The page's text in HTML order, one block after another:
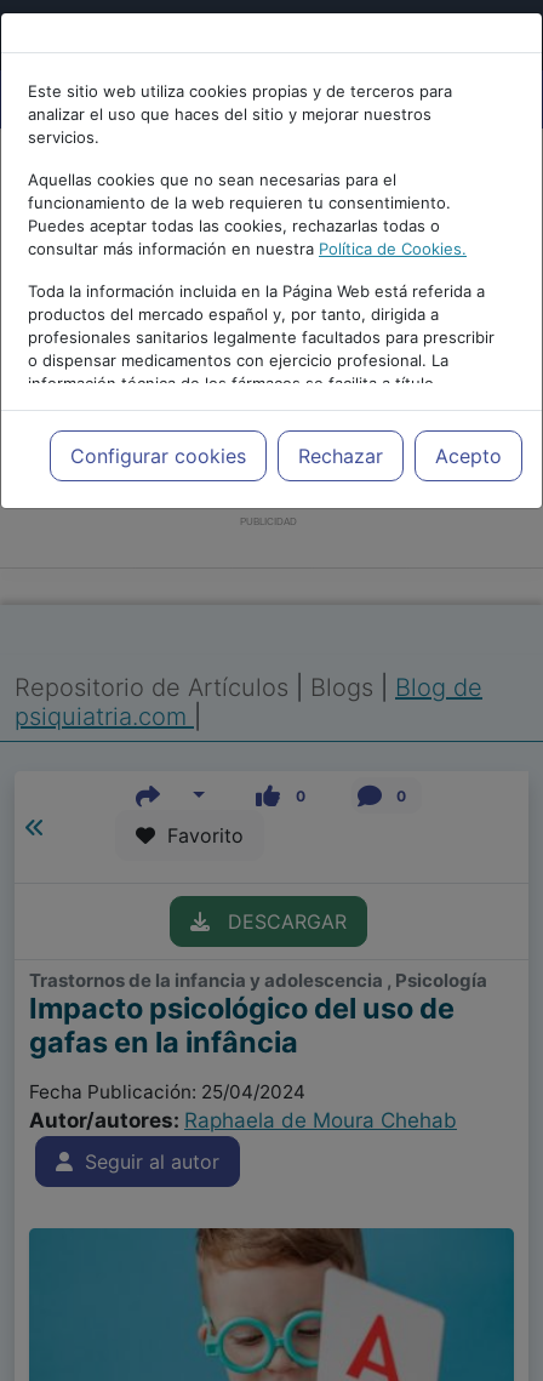
Este sitio web utiliza cookies propias y de terceros para
analizar el uso que haces del sitio y mejorar nuestros
servicios.
Aquellas cookies que no sean necesarias para el
funcionamiento de la web requieren tu consentimiento.
Puedes aceptar todas las cookies, rechazarlas todas o
consultar más información en nuestra Política de Cookies.
Toda la información incluida en la Página Web está referida a
productos del mercado español y, por tanto, dirigida a
profesionales sanitarios legalmente facultados para prescribir
o dispensar medicamentos con ejercicio profesional. La
información técnica de los fármacos se facilita a título
meramente informativo, siendo responsabilidad de los
profesionales facultados prescribir medicamentos y decidir, en
cada caso concreto, el tratamiento más adecuado a las
necesidades del paciente.
Configurar cookies Rechazar Acepto
PUBLICIDAD
Repositorio de Artículos Blogs
Blog de
psiquiatria.com
0 0
Favorito
DESCARGAR
Trastornos de la infancia y adolescencia , Psicología
Impacto psicológico del uso de
gafas en la infância
Fecha Publicación: 25/04/2024
Autor/autores: Raphaela de Moura Chehab
Seguir al autor